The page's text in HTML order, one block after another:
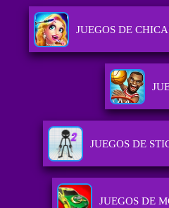
JUEGOS DE
JUEGOS DE
JUEGOS DE